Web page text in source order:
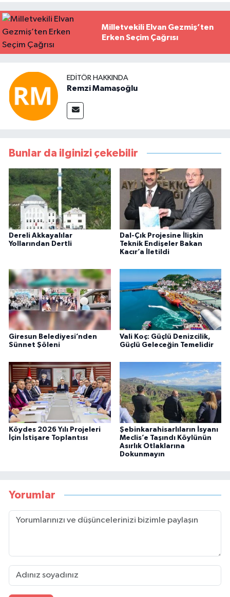
Milletvekili Elvan Gezmiş’ten
Erken Seçim Çağrısı
EDITÖR HAKKINDA
Remzi Mamaşoğlu
Bunlar da ilginizi çekebilir
Dereli Akkayalılar
Yollarından Dertli
Dal-Çık Projesine İlişkin
Teknik Endişeler Bakan
Kacır’a İletildi
Giresun Belediyesi’nden
Sünnet Şöleni
Vali Koç: Güçlü Denizcilik,
Güçlü Geleceğin Temelidir
Köydes 2026 Yılı Projeleri
İçin İstişare Toplantısı
Şebinkarahisarlıların İsyanı
Meclis’e Taşındı Köylünün
Asırlık Otlaklarına
Dokunmayın
Yorumlar